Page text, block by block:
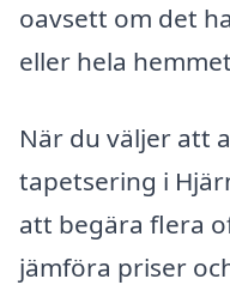
oavsett om det
eller hela
När du väljer att
tapetsering i
att begära flera
jämföra priser